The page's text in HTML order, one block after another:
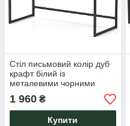
Стіл письмовий колір дуб
крафт білий із
металевими чорними
ніжками в стилі лофт Liner
Loft Knap Knap
1 960 ₴
Купити